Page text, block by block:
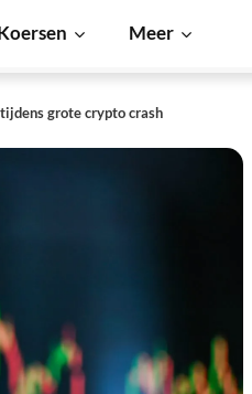
Meer
grote crypto crash